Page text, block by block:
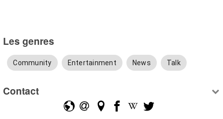
Les genres
Community Entertainment News Talk
Contact